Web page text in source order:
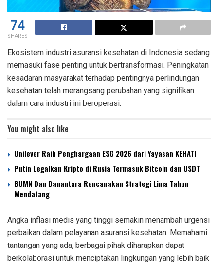
74
SHARES
Ekosistem industri asuransi kesehatan di Indonesia sedang
memasuki fase penting untuk bertransformasi. Peningkatan
kesadaran masyarakat terhadap pentingnya perlindungan
kesehatan telah merangsang perubahan yang signifikan
dalam cara industri ini beroperasi.
You might also like
Unilever Raih Penghargaan ESG 2026 dari Yayasan KEHATI
Putin Legalkan Kripto di Rusia Termasuk Bitcoin dan USDT
BUMN Dan Danantara Rencanakan Strategi Lima Tahun
Mendatang
Angka inflasi medis yang tinggi semakin menambah urgensi
perbaikan dalam pelayanan asuransi kesehatan. Memahami
tantangan yang ada, berbagai pihak diharapkan dapat
berkolaborasi untuk menciptakan lingkungan yang lebih baik